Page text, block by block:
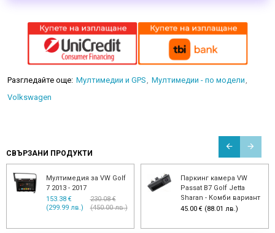
Разгледайте още: Мултимедии и GPS
Мултимедии - по модели
Volkswagen
СВЪРЗАНИ ПРОДУКТИ
Мултимедия за VW Golf
7 2013 - 2017
153.38 €
(299.99 лв.)
230.08 €
(450.00 лв.)
Паркинг камера VW
Passat B7 Golf Jetta
Sharan - Комби вариант
45.00 € (88.01 лв.)